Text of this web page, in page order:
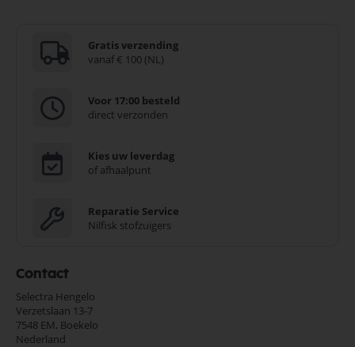
Gratis verzending
vanaf € 100 (NL)
Voor 17:00 besteld
direct verzonden
Kies uw leverdag
of afhaalpunt
Reparatie Service
Nilfisk stofzuigers
Contact
Selectra Hengelo
Verzetslaan 13-7
7548 EM, Boekelo
Nederland